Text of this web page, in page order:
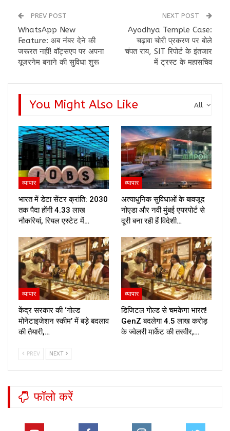
PREV POST
WhatsApp New
Feature: अब नंबर देने की
जरूरत नहीं! वॉट्सएप पर अपना
यूजरनेम बनाने की सुविधा शुरू
NEXT POST
Ayodhya Temple Case:
चढ़ावा चोरी प्रकरण पर बोले
चंपत राय, SIT रिपोर्ट के इंतजार
में ट्रस्ट के महासचिव
All
You Might Also Like
व्यापार
भारत में डेटा सेंटर क्रांति: 2030
तक पैदा होंगी 4.33 लाख
नौकरियां, रियल एस्टेट में…
व्यापार
अत्याधुनिक सुविधाओं के बावजूद
नोएडा और नवी मुंबई एयरपोर्ट से
दूरी बना रही हैं विदेशी…
व्यापार
केंद्र सरकार की ‘गोल्ड
मोनेटाइजेशन स्कीम’ में बड़े बदलाव
की तैयारी,…
व्यापार
डिजिटल गोल्ड से चमकेगा भारत!
GenZ बदलेगा ₹4.5 लाख करोड़
के ज्वेलरी मार्केट की तस्वीर,…
PREV NEXT
फॉलो करें